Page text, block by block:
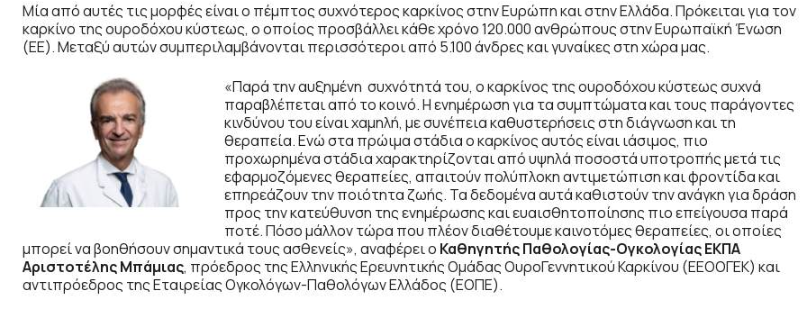
Μία από αυτές τις μορφές είναι ο πέμπτος συχνότερος καρκίνος στην Ευρώπη και στην Ελλάδα. Πρόκειται για τον
καρκίνο της ουροδόχου κύστεως, ο οποίος προσβάλλει κάθε χρόνο 120.000 ανθρώπους στην Ευρωπαϊκή Ένωση
(ΕΕ). Μεταξύ αυτών συμπεριλαμβάνονται περισσότεροι από 5.100 άνδρες και γυναίκες στη χώρα μας.
«Παρά την αυξημένη συχνότητά του, ο καρκίνος της ουροδόχου κύστεως συχνά
παραβλέπεται από το κοινό. Η ενημέρωση για τα συμπτώματα και τους παράγοντες
κινδύνου του είναι χαμηλή, με συνέπεια καθυστερήσεις στη διάγνωση και τη
θεραπεία. Ενώ στα πρώιμα στάδια ο καρκίνος αυτός είναι ιάσιμος, πιο
προχωρημένα στάδια χαρακτηρίζονται από υψηλά ποσοστά υποτροπής μετά τις
εφαρμοζόμενες θεραπείες, απαιτούν πολύπλοκη αντιμετώπιση και φροντίδα και
επηρεάζουν την ποιότητα ζωής. Τα δεδομένα αυτά καθιστούν την ανάγκη για δράση
προς την κατεύθυνση της ενημέρωσης και ευαισθητοποίησης πιο επείγουσα παρά
ποτέ. Πόσο μάλλον τώρα που πλέον διαθέτουμε καινοτόμες θεραπείες, οι οποίες
μπορεί να βοηθήσουν σημαντικά τους ασθενείς», αναφέρει ο Καθηγητής Παθολογίας-Ογκολογίας ΕΚΠΑ
Αριστοτέλης Μπάμιας, πρόεδρος της Ελληνικής Ερευνητικής Ομάδας ΟυροΓεννητικού Καρκίνου (ΕΕΟΟΓΕΚ) και
αντιπρόεδρος της Εταιρείας Ογκολόγων-Παθολόγων Ελλάδος (ΕΟΠΕ).